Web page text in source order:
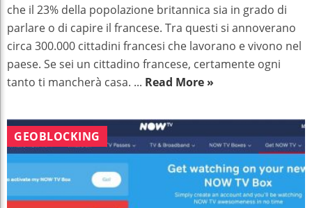
che il 23% della popolazione britannica sia in grado di
parlare o di capire il francese. Tra questi si annoverano
circa 300.000 cittadini francesi che lavorano e vivono nel
paese. Se sei un cittadino francese, certamente ogni
tanto ti mancherà casa. ... Read More »
GEOBLOCKING